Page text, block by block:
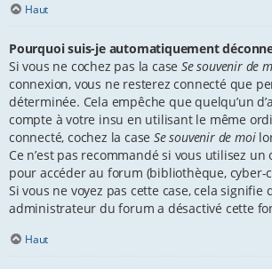
Haut
Pourquoi suis-je automatiquement
Si vous ne cochez pas la case Se souvenir de
connexion, vous ne resterez connecté que
déterminée. Cela empêche que quelqu’un
compte à votre insu en utilisant le même
connecté, cochez la caseSe souvenir de moi
Ce n’est pas recommandé si vous utilisez
pour accéder au forum (bibliothèque, cyber-
Si vous ne voyez pas cette case, cela signifie
administrateur du forum a désactivé cette
Haut